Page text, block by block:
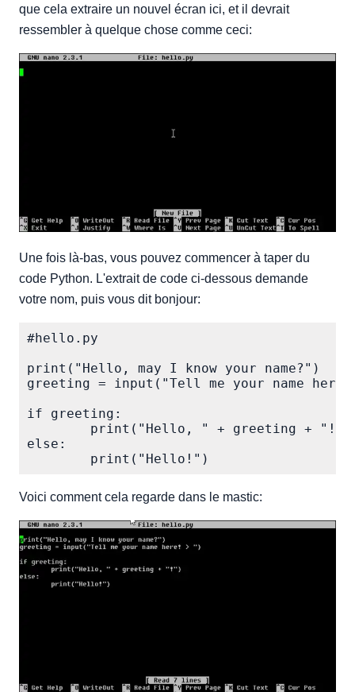
que cela extraire un nouvel écran ici, et il devrait
ressembler à quelque chose comme ceci:
Une fois là-bas, vous pouvez commencer à taper du
code Python. L'extrait de code ci-dessous demande
votre nom, puis vous dit bonjour:
#hello.py
print("Hello, may I know your name?")
greeting = input("Tell me your name
if greeting:
        print("Hello, " + greeting + "!")
else:
Voici comment cela regarde dans le mastic: